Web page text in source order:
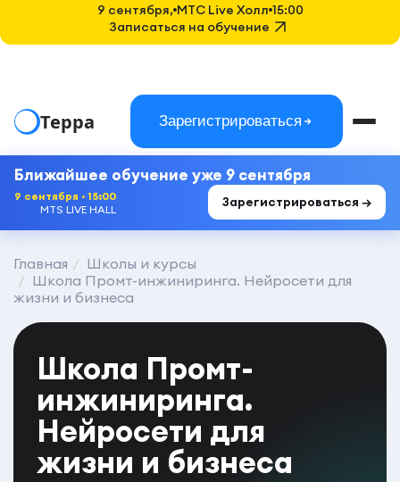
Терра Зарегистрироваться
Ближайшее обучение уже 9 сентября
9 сентября · 15:00
MTS LIVE HALL
Зарегистрироваться →
Главная
Школы и курсы
Школа Промт-инжиниринга. Нейросети для
жизни и бизнеса
Школа Промт-
инжиниринга.
Нейросети для
жизни и бизнеса
9 сентября, MTC Live Холл 15:00
Записаться на обучение